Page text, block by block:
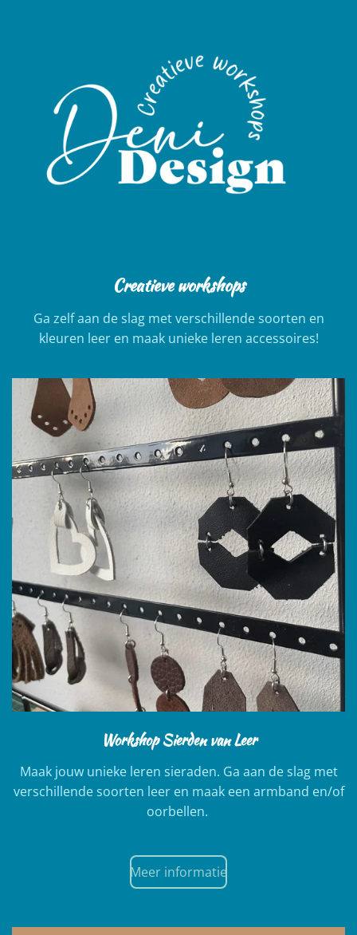
Creatieve workshops
Ga zelf aan de slag met verschillende soorten en
kleuren leer en maak unieke leren accessoires!
Workshop Sierden van Leer
Maak jouw unieke leren sieraden. Ga aan de slag met
verschillende soorten leer en maak een armband en/of
oorbellen.
Meer informatie